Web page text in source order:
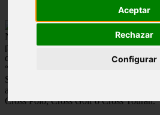
Aceptar
Rechazar
Configurar
No es de extrañar que Volkswagen
para su Passat, aunque hasta la fecha no
dentro del Grupo VW existen muchos
“vestidos de campo”, como el Audi A4
Scout, por citar a los dos más próximos
aunque dentro de la propia marca
Cross Polo, Cross Golf o Cross Touran.